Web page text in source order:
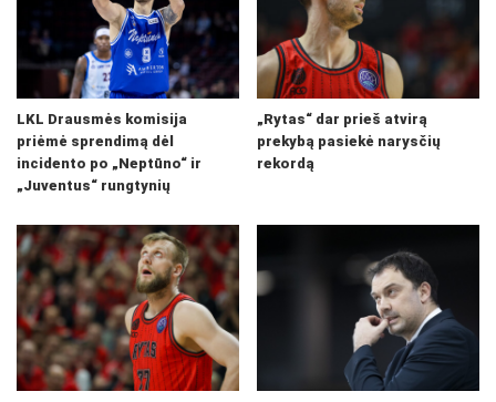
LKL Drausmės komisija
priėmė sprendimą dėl
incidento po „Neptūno“ ir
„Juventus“ rungtynių
„Rytas“ dar prieš atvirą
prekybą pasiekė narysčių
rekordą